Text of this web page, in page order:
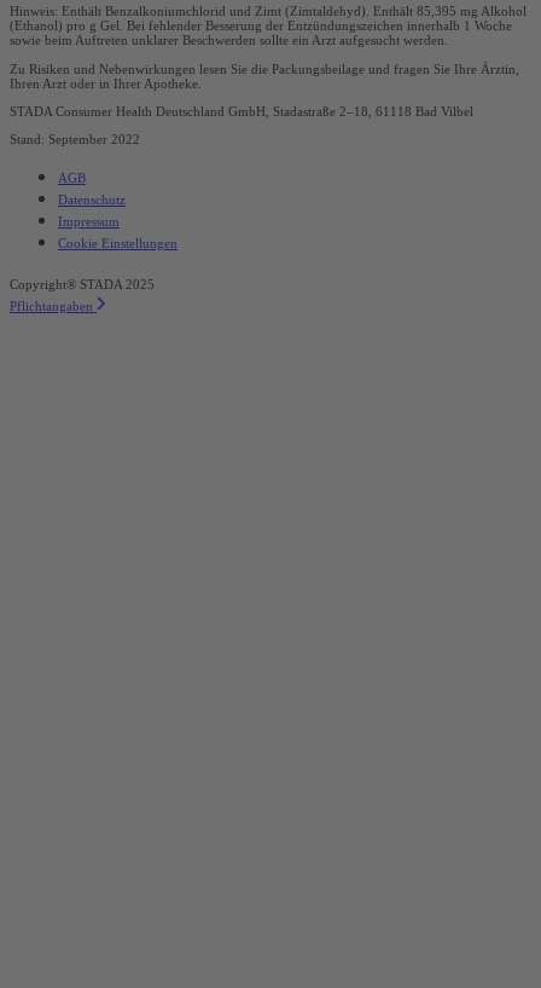
Hinweis: Enthält Benzalkoniumchlorid und Zimt (Zimtaldehyd). Enthält 85,395 mg Alkohol
(Ethanol) pro g Gel. Bei fehlender Besserung der Entzündungszeichen innerhalb 1 Woche
sowie beim Auftreten unklarer Beschwerden sollte ein Arzt aufgesucht werden.
Zu Risiken und Nebenwirkungen lesen Sie die Packungsbeilage und fragen Sie Ihre Ärztin,
Ihren Arzt oder in Ihrer Apotheke.
STADA Consumer Health Deutschland GmbH, Stadastraße 2–18, 61118 Bad Vilbel
Stand: September 2022
AGB
Datenschutz
Impressum
Cookie Einstellungen
Copyright® STADA 2025
Pflichtangaben